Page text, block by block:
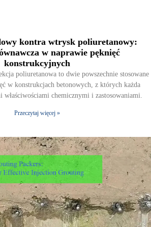
kontra wtrysk poliuretanowy:
w naprawie pęknięć
konstrukcyjnych
poliuretanowa to dwie powszechnie stosowane
w konstrukcjach betonowych, z których każda
chemicznymi i zastosowaniami.
Przeczytaj więcej »